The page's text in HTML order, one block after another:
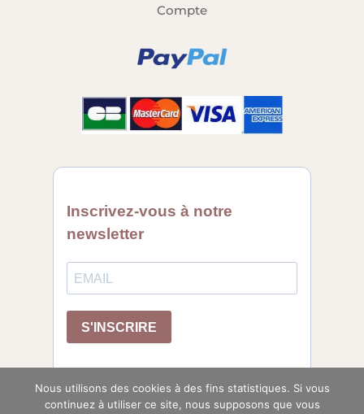
Compte
Nous utilisons des cookies à des fins statistiques. Si vous
continuez à utiliser ce site, nous supposons que vous